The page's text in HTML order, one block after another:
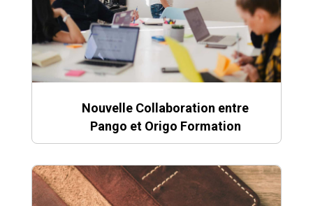
Nouvelle Collaboration entre
Pango et Origo Formation